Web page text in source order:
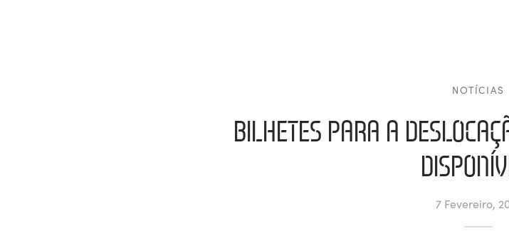
NOTÍCIAS
BILHETES PARA A
7 Fevereiro,